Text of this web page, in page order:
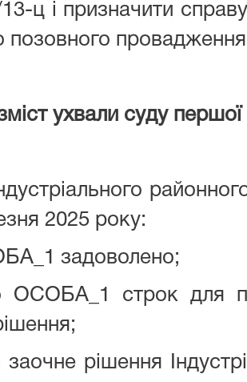
ц і призначити
позовного
ухвали суду першої
2025 року:
задоволено;
ОСОБА_1 строк для
заочне рішення